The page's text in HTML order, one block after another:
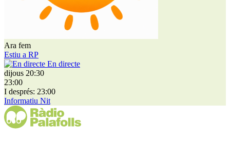
Ara fem
Estiu a RP
En directe
dijous 20:30
23:00
I després: 23:00
Informatiu Nit